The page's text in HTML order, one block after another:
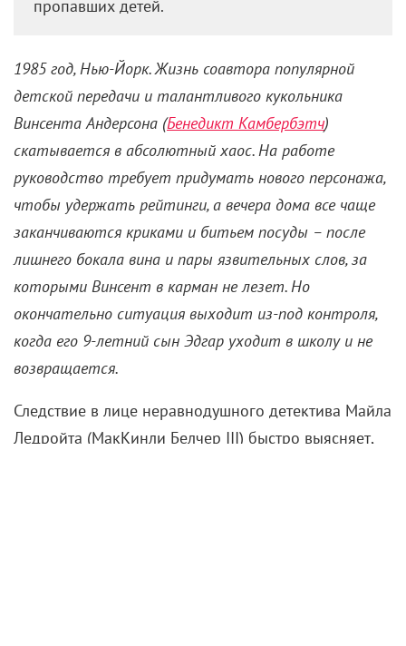
«Эрик»: Монстр из-под
кровати доводит Бенедикта
Камбербэтча до ручки
7 июня 2024 /Анна Ентякова